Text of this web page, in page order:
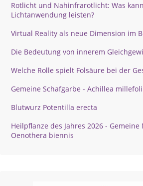
Rotlicht und Nahinfrarotlicht: Was
Lichtanwendung leisten?
Virtual Reality als neue Dimension im
Die Bedeutung von innerem
Welche Rolle spielt Folsäure bei der
Gemeine Schafgarbe - Achillea
Blutwurz Potentilla erecta
Heilpflanze des Jahres 2026 - Gemeine
Oenothera biennis